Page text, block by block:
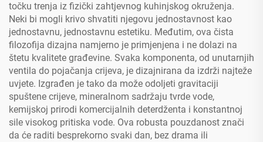
točku trenja iz fizički zahtjevnog kuhinjskog okruženja.
Neki bi mogli krivo shvatiti njegovu jednostavnost kao
jednostavnu, jednostavnu estetiku. Međutim, ova čista
filozofija dizajna namjerno je primjenjena i ne dolazi na
štetu kvalitete građevine. Svaka komponenta, od unutarnjih
ventila do pojačanja crijeva, je dizajnirana da izdrži najteže
uvjete. Izgrađen je tako da može odoljeti gravitaciji
spuštene crijeve, mineralnom sadržaju tvrde vode,
kemijskoj prirodi komercijalnih deterdženta i konstantnoj
sile visokog pritiska vode. Ova robusta pouzdanost znači
da će raditi besprekorno svaki dan, bez drama ili